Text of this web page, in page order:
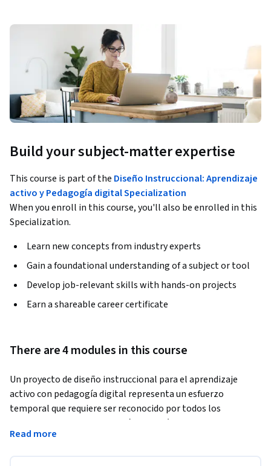
Build your subject-matter expertise
This course is part of the Diseño Instruccional: Aprendizaje
activo y Pedagogía digital Specialization
When you enroll in this course, you'll also be enrolled in this
Specialization.
Learn new concepts from industry experts
Gain a foundational understanding of a subject or tool
Develop job-relevant skills with hands-on projects
Earn a shareable career certificate
There are 4 modules in this course
Un proyecto de diseño instruccional para el aprendizaje
activo con pedagogía digital representa un esfuerzo
temporal que requiere ser reconocido por todos los
miembros de una organización, a través de las diferentes
etapas que conforman su ciclo de vida. Al esquematizar el
Read more